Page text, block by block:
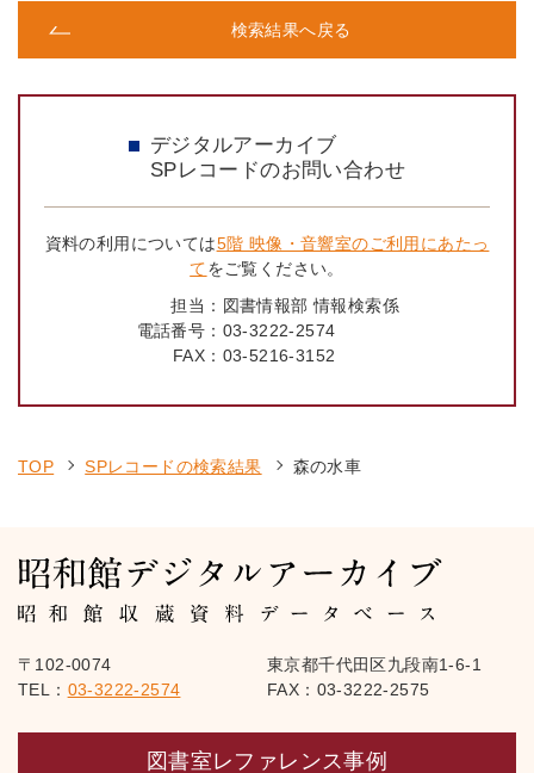
検索結果へ戻る
デジタルアーカイブ
SPレコードのお問い合わせ
資料の利用については5階 映像・音響室のご利用にあたっ
てをご覧ください。
担当： 図書情報部 情報検索係
電話番号： 03-3222-2574
FAX： 03-5216-3152
TOP SPレコードの検索結果 森の水車
〒102-0074
東京都千代田区九段南1-6-1
TEL： 03-3222-2574 FAX：03-3222-2575
図書室レファレンス事例